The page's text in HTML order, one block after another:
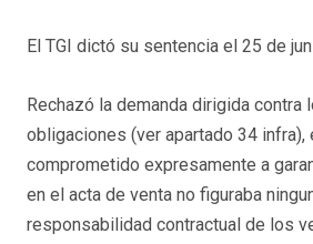
El TGI dictó su sentencia el 25 de
Rechazó la demanda dirigida
obligaciones (ver apartado 34
comprometido expresamente a
en el acta de venta no figuraba
responsabilidad contractual de los